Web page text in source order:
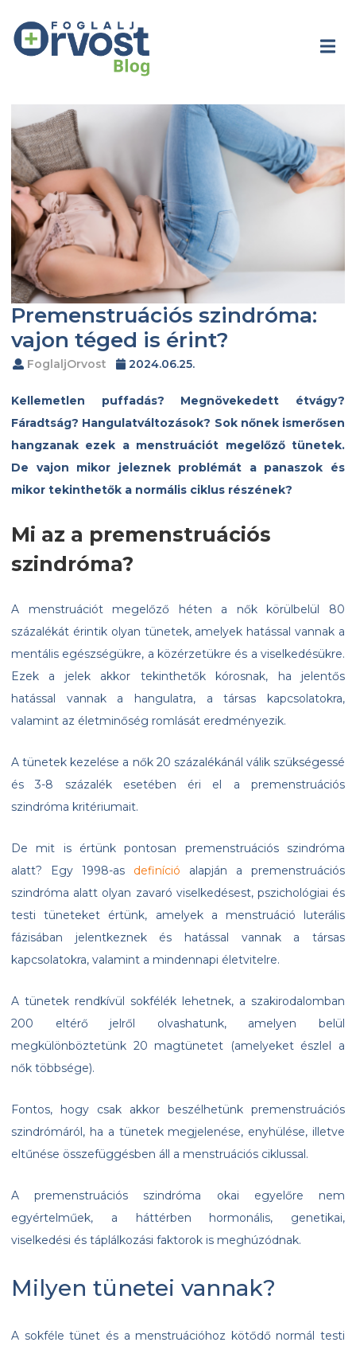
Premenstruációs szindróma:
vajon téged is érint?
FoglaljOrvost 2024.06.25.
Kellemetlen puffadás? Megnövekedett étvágy?
Fáradtság? Hangulatváltozások? Sok nőnek ismerősen
hangzanak ezek a menstruációt megelőző tünetek.
De vajon mikor jeleznek problémát a panaszok és
mikor tekinthetők a normális ciklus részének?
Mi az a premenstruációs
szindróma?
A menstruációt megelőző héten a nők körülbelül 80
százalékát érintik olyan tünetek, amelyek hatással vannak a
mentális egészségükre, a közérzetükre és a viselkedésükre.
Ezek a jelek akkor tekinthetők kórosnak, ha jelentős
hatással vannak a hangulatra, a társas kapcsolatokra,
valamint az életminőség romlását eredményezik.
A tünetek kezelése a nők 20 százalékánál válik szükségessé
és 3-8 százalék esetében éri el a premenstruációs
szindróma kritériumait.
De mit is értünk pontosan premenstruációs szindróma
alatt? Egy 1998-as definíció alapján a premenstruációs
szindróma alatt olyan zavaró viselkedésest, pszichológiai és
testi tüneteket értünk, amelyek a menstruáció luterális
fázisában jelentkeznek és hatással vannak a társas
kapcsolatokra, valamint a mindennapi életvitelre.
A tünetek rendkívül sokfélék lehetnek, a szakirodalomban
200 eltérő jelről olvashatunk, amelyen belül
megkülönböztetünk 20 magtünetet (amelyeket észlel a
nők többsége).
Fontos, hogy csak akkor beszélhetünk premenstruációs
szindrómáról, ha a tünetek megjelenése, enyhülése, illetve
eltűnése összefüggésben áll a menstruációs ciklussal.
A premenstruációs szindróma okai egyelőre nem
egyértelműek, a háttérben hormonális, genetikai,
viselkedési és táplálkozási faktorok is meghúzódnak.
Milyen tünetei vannak?
A sokféle tünet és a menstruációhoz kötődő normál testi